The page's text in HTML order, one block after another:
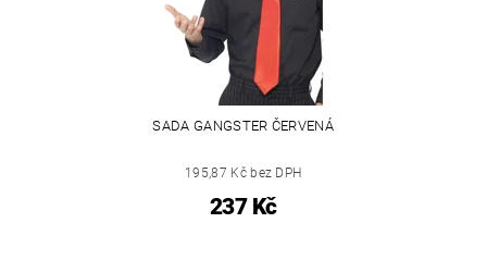
SADA GANGSTER ČERVENÁ
195,87 Kč bez DPH
237 Kč